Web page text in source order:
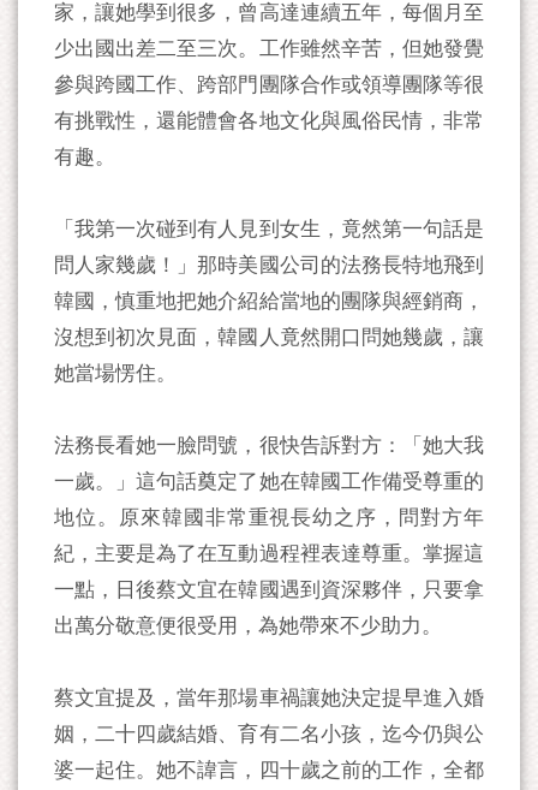
家，讓她學到很多，曾高達連續五年，每個月至
少出國出差二至三次。工作雖然辛苦，但她發覺
參與跨國工作、跨部門團隊合作或領導團隊等很
有挑戰性，還能體會各地文化與風俗民情，非常
有趣。
「我第一次碰到有人見到女生，竟然第一句話是
問人家幾歲！」那時美國公司的法務長特地飛到
韓國，慎重地把她介紹給當地的團隊與經銷商，
沒想到初次見面，韓國人竟然開口問她幾歲，讓
她當場愣住。
法務長看她一臉問號，很快告訴對方：「她大我
一歲。」這句話奠定了她在韓國工作備受尊重的
地位。原來韓國非常重視長幼之序，問對方年
紀，主要是為了在互動過程裡表達尊重。掌握這
一點，日後蔡文宜在韓國遇到資深夥伴，只要拿
出萬分敬意便很受用，為她帶來不少助力。
蔡文宜提及，當年那場車禍讓她決定提早進入婚
姻，二十四歲結婚、育有二名小孩，迄今仍與公
婆一起住。她不諱言，四十歲之前的工作，全都